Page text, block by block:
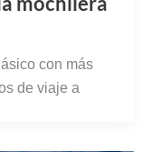
con más
de viaje a